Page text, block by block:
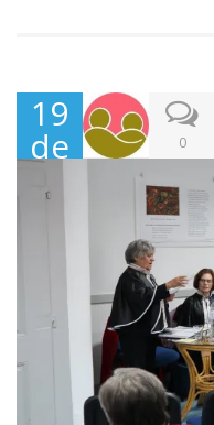
19
de
Nov
em
201
9
0